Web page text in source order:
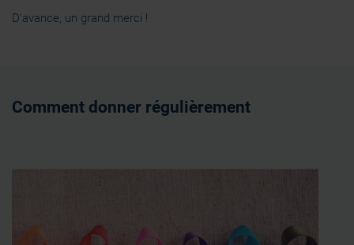
D'avance, un grand merci !
Comment donner régulièrement